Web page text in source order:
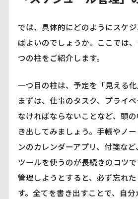
では、具体的にどのようにスケ
ばよいのでしょうか。ここでは
つの柱をご紹介します。
一つ目の柱は、予定を「見える化
まずは、仕事のタスク、プライ
なければならないことなど、頭
き出してみましょう。手帳やノ
ンのカレンダーアプリ、付箋な
ツールを使うのが長続きのコツ
管理しようとすると、必ず忘れ
す。全てを書き出すことで、自